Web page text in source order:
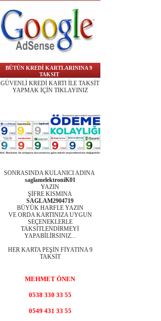
BÜTÜN KREDİ KARTLARININA 9
TAKSIT
GÜVENLİ KREDİ KARTI İLE TAKSİT
YAPMAK İÇİN TIKLAYINIZ
SONRASINDA KULANICI ADINA
saglamelektroniK01
YAZIN
ŞİFRE KISMINA
SAGLAM2904719
BÜYÜK HARFLE YAZIN
VE ORDA KARTINIZA UYGUN
SEÇENEKLERLE
TAKSITLENDİRMEYİ
YAPABİLİRSINIZ...
HER KARTA PEŞİN FİYATINA 9
TAKSİT
MEHMET ÖNEN
0538 330 33 55
0549 431 33 55